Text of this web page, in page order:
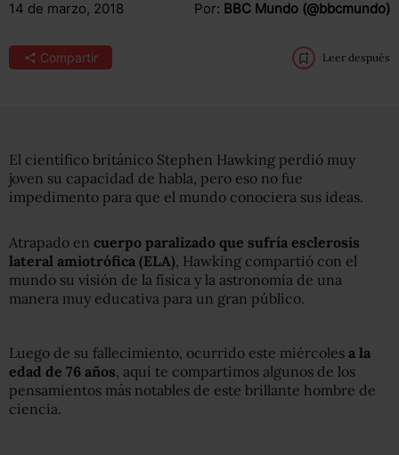
14 de marzo, 2018 Por: BBC Mundo (@bbcmundo)
Compartir Leer después
El científico británico Stephen Hawking perdió muy
joven su capacidad de habla, pero eso no fue
impedimento para que el mundo conociera sus ideas.
Atrapado en cuerpo paralizado que sufría esclerosis
lateral amiotrófica (ELA), Hawking compartió con el
mundo su visión de la física y la astronomía de una
manera muy educativa para un gran público.
Luego de su fallecimiento, ocurrido este miércoles a la
edad de 76 años, aquí te compartimos algunos de los
pensamientos más notables de este brillante hombre de
ciencia.